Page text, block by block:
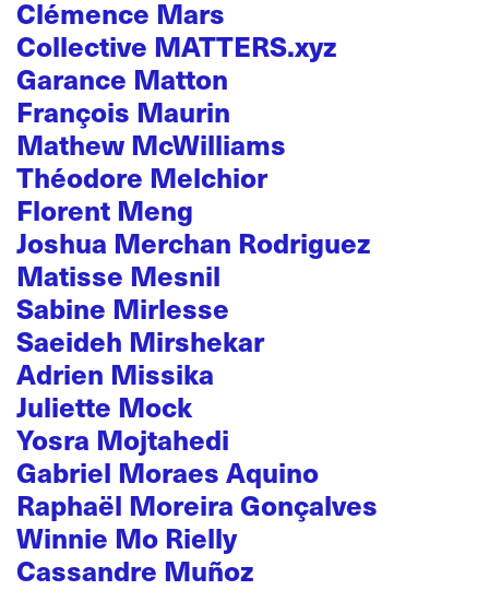
Clémence Mars
Collective MATTERS.xyz
Garance Matton
François Maurin
Mathew McWilliams
Théodore Melchior
Florent Meng
Joshua Merchan Rodriguez
Matisse Mesnil
Sabine Mirlesse
Saeideh Mirshekar
Adrien Missika
Juliette Mock
Yosra Mojtahedi
Gabriel Moraes Aquino
Raphaël Moreira Gonçalves
Winnie Mo Rielly
Cassandre Muñoz